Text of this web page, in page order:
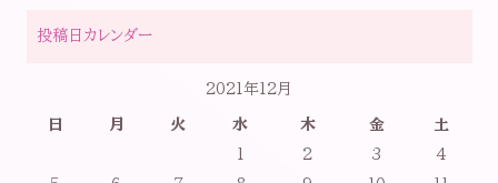
投稿日カレンダー
2021年12月
日 月 火 水 木 金
土
1
2 3
4